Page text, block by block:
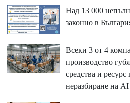
Над 13 000
законно в
Всеки 3 от 4
производство
средства и
неразбиране на AI